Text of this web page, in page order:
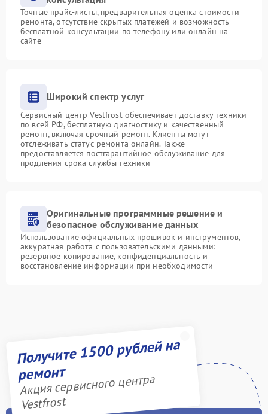
Точные прайс-листы, предварительная оценка стоимости
ремонта, отсутствие скрытых платежей и возможность
бесплатной консультации по телефону или онлайн на
сайте
Широкий спектр услуг
Сервисный центр Vestfrost обеспечивает доставку техники
по всей РФ, бесплатную диагностику и качественный
ремонт, включая срочный ремонт. Клиенты могут
отслеживать статус ремонта онлайн. Также
предоставляется постгарантийное обслуживание для
продления срока службы техники
Оригинальные программные решение и
безопасное обслуживание данных
Использование официальных прошивок и инструментов,
аккуратная работа с пользовательскими данными:
резервное копирование, конфиденциальность и
восстановление информации при необходимости
Получите 1500 рублей на
ремонт
Акция сервисного центра
Vestfrost